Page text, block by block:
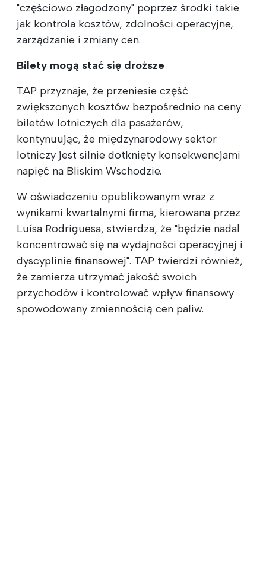
"częściowo złagodzony" poprzez środki takie
jak kontrola kosztów, zdolności operacyjne,
zarządzanie i zmiany cen.
Bilety mogą stać się droższe
TAP przyznaje, że przeniesie część
zwiększonych kosztów bezpośrednio na ceny
biletów lotniczych dla pasażerów,
kontynuując, że międzynarodowy sektor
lotniczy jest silnie dotknięty konsekwencjami
napięć na Bliskim Wschodzie.
W oświadczeniu opublikowanym wraz z
wynikami kwartalnymi firma, kierowana przez
Luísa Rodriguesa, stwierdza, że "będzie nadal
koncentrować się na wydajności operacyjnej i
dyscyplinie finansowej". TAP twierdzi również,
że zamierza utrzymać jakość swoich
przychodów i kontrolować wpływ finansowy
spowodowany zmiennością cen paliw.